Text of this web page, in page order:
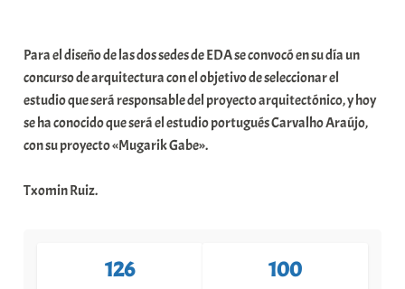
Para el diseño de las dos sedes de EDA se convocó en su día un
concurso de arquitectura con el objetivo de seleccionar el
estudio que será responsable del proyecto arquitectónico, y hoy
se ha conocido que será el estudio portugués Carvalho Araújo,
con su proyecto «Mugarik Gabe».
Txomin Ruiz.
126 100